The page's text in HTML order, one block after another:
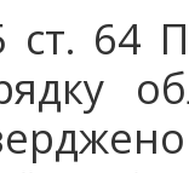
ст. 64